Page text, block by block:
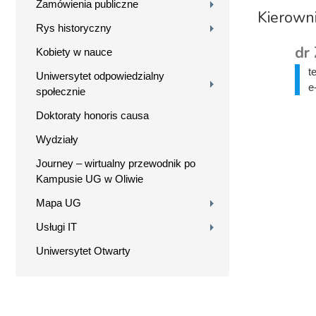
Zamówienia publiczne
Rys historyczny
Kobiety w nauce
Uniwersytet odpowiedzialny
społecznie
Doktoraty honoris causa
Wydziały
Journey – wirtualny przewodnik po
Kampusie UG w Oliwie
Mapa UG
Usługi IT
Uniwersytet Otwarty
dr